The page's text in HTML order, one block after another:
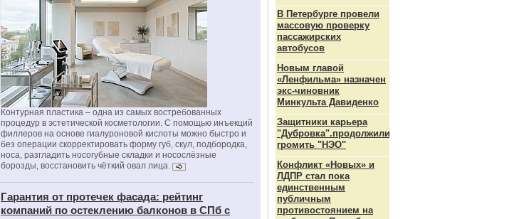
Контурная пластика – одна из самых востребованных
процедур в эстетической косметологии. С помощью инъекций
филлеров на основе гиалуроновой кислоты можно быстро и
без операции скорректировать форму губ, скул, подбородка,
носа, разгладить носогубные складки и носослёзные
борозды, восстановить чёткий овал лица.
Гарантия от протечек фасада: рейтинг
компаний по остеклению балконов в СПб с
В Петербурге провели
массовую проверку
пассажирских
автобусов
Новым главой
«Ленфильма» назначен
экс-чиновник
Минкульта Давиденко
Защитники карьера
"Дубровка".продолжили
громить "НЭО"
Конфликт «Новых» и
ЛДПР стал пока
единственным
публичным
противостоянием на